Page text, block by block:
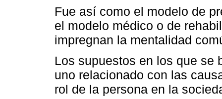
Fue así como el modelo de
el modelo médico o de
impregnan la mentalidad
Los supuestos en los que se
uno relacionado con las
rol de la persona en la